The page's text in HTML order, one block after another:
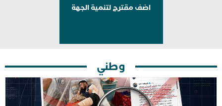
اضف مقترح لتنمية الجهة
وطني